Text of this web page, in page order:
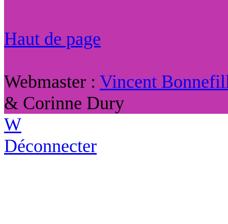
Haut de page
Webmaster : Vincent
& Corinne Dury
W
Déconnecter